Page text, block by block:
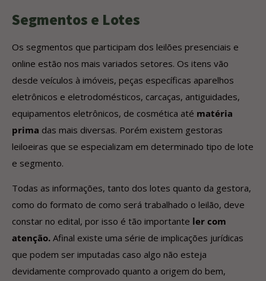
Segmentos e Lotes
Os segmentos que participam dos leilões presenciais e
online estão nos mais variados setores. Os itens vão
desde veículos à imóveis, peças específicas aparelhos
eletrônicos e eletrodomésticos, carcaças, antiguidades,
equipamentos eletrônicos, de cosmética até matéria
prima das mais diversas. Porém existem gestoras
leiloeiras que se especializam em determinado tipo de lote
e segmento.
Todas as informações, tanto dos lotes quanto da gestora,
como do formato de como será trabalhado o leilão, deve
constar no edital, por isso é tão importante ler com
atenção. Afinal existe uma série de implicações jurídicas
que podem ser imputadas caso algo não esteja
devidamente comprovado quanto a origem do bem,